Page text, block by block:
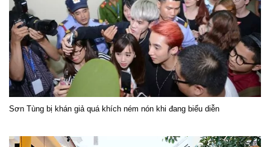
Sơn Tùng bị khán giả quá khích ném nón khi đang biểu diễn